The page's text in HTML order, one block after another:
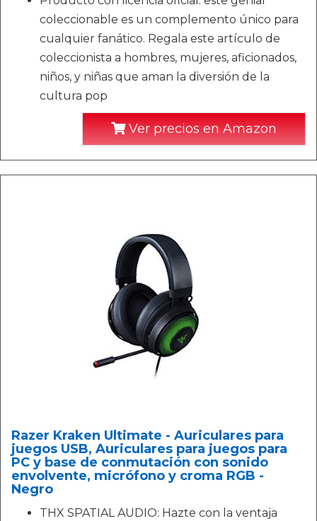
coleccionable es un complemento único para
cualquier fanático. Regala este artículo de
coleccionista a hombres, mujeres, aficionados,
niños, y niñas que aman la diversión de la
cultura pop
Ver precios en Amazon
Razer Kraken Ultimate - Auriculares para
juegos USB, Auriculares para juegos para
PC y base de conmutación con sonido
envolvente, micrófono y croma RGB -
Negro
THX SPATIAL AUDIO: Hazte con la ventaja